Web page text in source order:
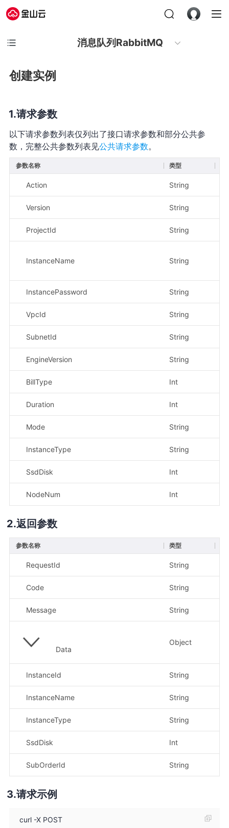
消息队列RabbitMQ
创建实例
请求参数
以下请求参数列表仅列出了接口请求参数和部分公共参
数，完整公共参数列表见公共请求参数。
参数名称 类型
Action String
Version String
ProjectId String
InstanceName String
InstancePassword String
VpcId String
SubnetId String
EngineVersion String
BillType Int
Duration Int
Mode String
InstanceType String
SsdDisk Int
NodeNum Int
返回参数
参数名称 类型
RequestId String
Code String
Message String
Data
Object
InstanceId String
InstanceName String
InstanceType String
SsdDisk Int
SubOrderId String
请求示例
curl -X POST